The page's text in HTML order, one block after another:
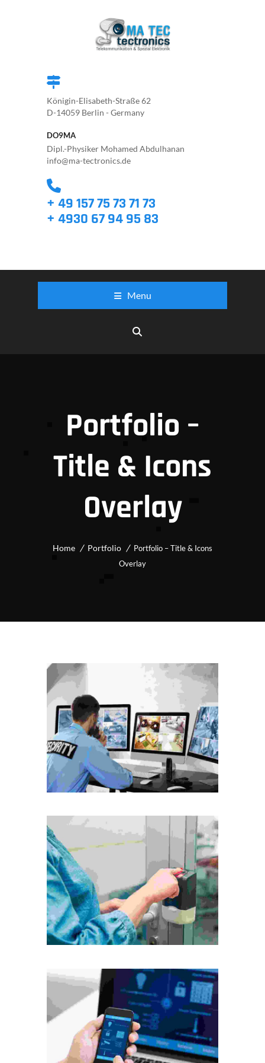
Königin-Elisabeth-Straße 62
D-14059 Berlin - Germany
DO9MA
Dipl.-Physiker Mohamed Abdulhanan
info@ma-tectronics.de
+ 49 157 75 73 71 73
+ 4930 67 94 95 83
Menu
Portfolio –
Title & Icons
Overlay
Home Portfolio
Portfolio – Title & Icons
Overlay